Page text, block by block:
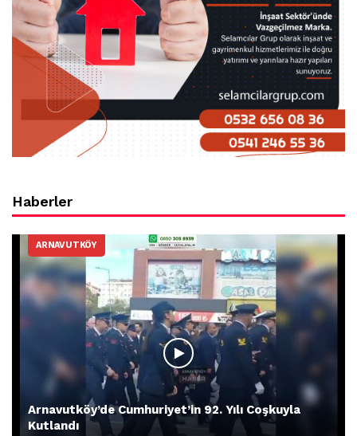
Haberler
ARNAVUTKÖY
Arnavutköy’de Cumhuriyet’in 92. Yılı Coşkuyla
Kutlandı